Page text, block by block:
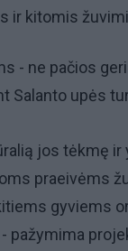
ir kitomis
- ne pačios
Salanto upės
jos tėkmę
praeivėms
gyviems
pažymima